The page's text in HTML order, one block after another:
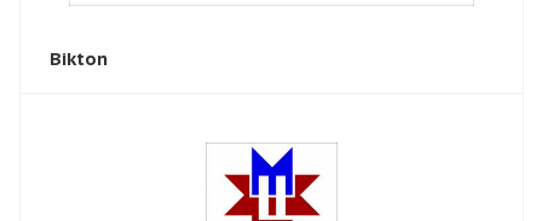
Bikton